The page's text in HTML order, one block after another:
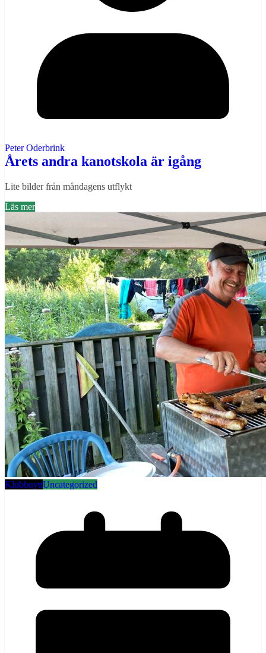
Peter Oderbrink
Årets andra kanotskola är igång
Lite bilder från måndagens utflykt
Läs mer
KlubbnyttUncategorized